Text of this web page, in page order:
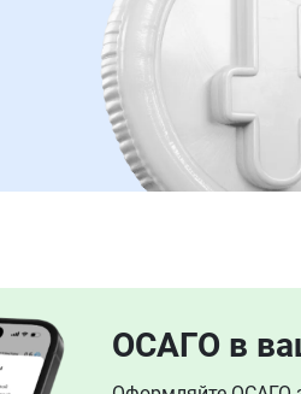
ОСАГО в